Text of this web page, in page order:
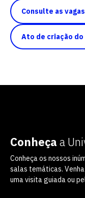
Consulte as
Ato de criação do
Conheça a
Conheça os nossos
salas temáticas.
uma visita guiada ou